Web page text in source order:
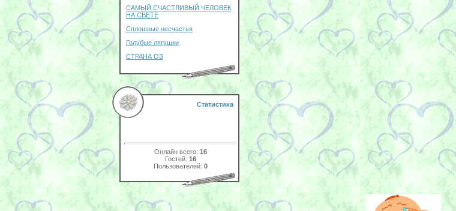
САМЫЙ СЧАСТЛИВЫЙ ЧЕЛОВЕК
НА СВЕТЕ
Сплошные несчастья
Голубые лягушки
СТРАНА ОЗ
Статистика
Онлайн всего: 16
Гостей: 16
Пользователей: 0